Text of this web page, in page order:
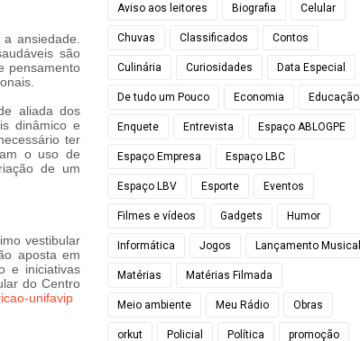
ansiedade.
são
pensamento
aliada dos
dinâmico e
ter
o uso de
de um
vestibular
aposta em
e iniciativas
do Centro
unifavip
Aviso aos leitores Biografia Celular
Chuvas Classificados Contos
Culinária Curiosidades Data Especial
De tudo um Pouco Economia Educação
Enquete Entrevista Espaço ABLOGPE
Espaço Empresa Espaço LBC
Espaço LBV Esporte Eventos
Filmes e vídeos Gadgets Humor
Informática Jogos Lançamento Musical
Matérias Matérias Filmada
Meio ambiente Meu Rádio Obras
orkut Policial Política promoção